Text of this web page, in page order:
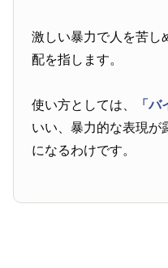
激しい暴力で人を苦し
配を指します。
使い方としては、 「
いい、暴力的な表現が
になるわけです。